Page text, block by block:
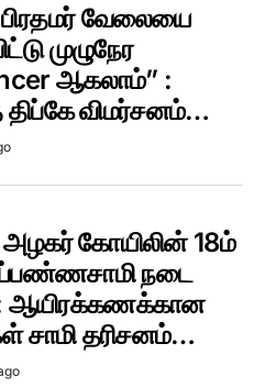
பிரதமர் வேலையை
முழுநேர
ஆகலாம்” :
திப்கே விமர்சனம்…
அழகர் கோயிலின் 18ம்
நடை
: ஆயிரக்கணக்கான
சாமி தரிசனம்…